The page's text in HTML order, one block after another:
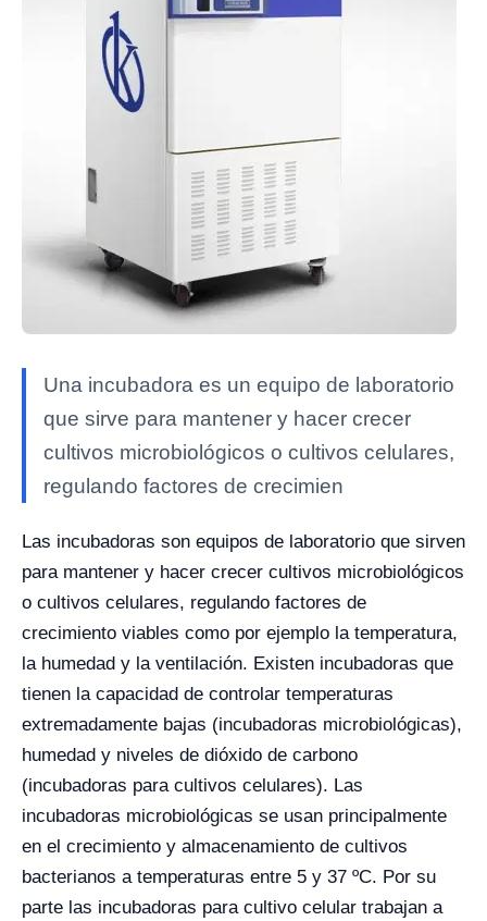
Una incubadora es un equipo de laboratorio
que sirve para mantener y hacer crecer
cultivos microbiológicos o cultivos celulares,
regulando factores de crecimien
Las incubadoras son equipos de laboratorio que sirven
para mantener y hacer crecer cultivos microbiológicos
o cultivos celulares, regulando factores de
crecimiento viables como por ejemplo la temperatura,
la humedad y la ventilación. Existen incubadoras que
tienen la capacidad de controlar temperaturas
extremadamente bajas (incubadoras microbiológicas),
humedad y niveles de dióxido de carbono
(incubadoras para cultivos celulares). Las
incubadoras microbiológicas se usan principalmente
en el crecimiento y almacenamiento de cultivos
bacterianos a temperaturas entre 5 y 37 ºC. Por su
parte las incubadoras para cultivo celular trabajan a